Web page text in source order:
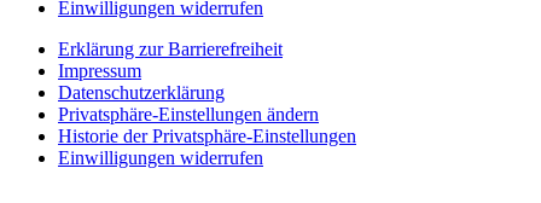
Einwilligungen widerrufen
Erklärung zur Barrierefreiheit
Impressum
Datenschutzerklärung
Privatsphäre-Einstellungen ändern
Historie der Privatsphäre-Einstellungen
Einwilligungen widerrufen